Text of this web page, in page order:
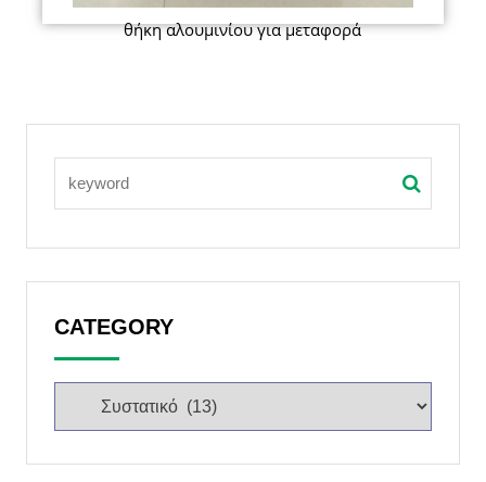
θήκη αλουμινίου για μεταφορά
CATEGORY